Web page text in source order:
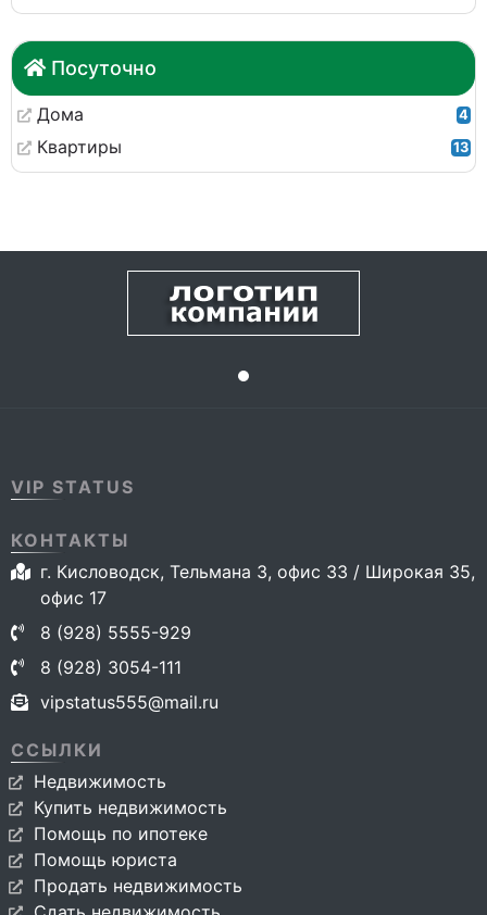
Посуточно
Дома 4
Квартиры 13
VIP STATUS
КОНТАКТЫ
г. Кисловодск, Тельмана 3, офис 33 / Широкая 35,
офис 17
8 (928) 5555-929
8 (928) 3054-111
vipstatus555@mail.ru
ССЫЛКИ
Недвижимость
Купить недвижимость
Помощь по ипотеке
Помощь юриста
Продать недвижимость